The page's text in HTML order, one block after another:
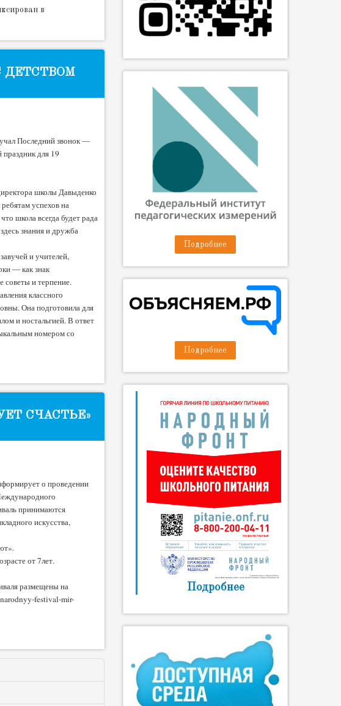
в
ДЕТСТВОМ
Последний звонок —
для 19
школы Давыденко
успехов на
школа всегда будет рада
знания и дружба
и учителей,
— как знак
советы и терпение.
классного
Она подготовила для
и ностальгией. В ответ
номером со
СЧАСТЬЕ»
о проведении
принимаются
искусства,
от 7лет.
размещены на
festival-mir-
Подробнее
Подробнее
Подробнее